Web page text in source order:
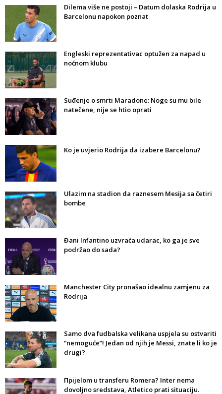
Dilema više ne postoji – Datum dolaska Rodrija u
Barcelonu napokon poznat
Engleski reprezentativac optužen za napad u
noćnom klubu
Suđenje o smrti Maradone: Noge su mu bile
natečene, nije se htio oprati
Ko je uvjerio Rodrija da izabere Barcelonu?
Ulazim na stadion da raznesem Mesija sa četiri
bombe
Đani Infantino uzvraća udarac, ko ga je sve
podržao do sada?
Manchester City pronašao idealnu zamjenu za
Rodrija
Samo dva fudbalska velikana uspjela su ostvariti
“nemoguće”! Jedan od njih je Messi, znate li ko je
drugi?
Прijelom u transferu Romera? Inter nema
dovoljno sredstava, Atletico prati situaciju.